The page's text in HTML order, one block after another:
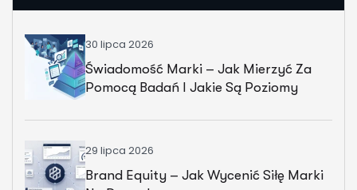
30 lipca 2026
Świadomość Marki – Jak Mierzyć Za
Pomocą Badań I Jakie Są Poziomy
29 lipca 2026
Brand Equity – Jak Wycenić Siłę Marki